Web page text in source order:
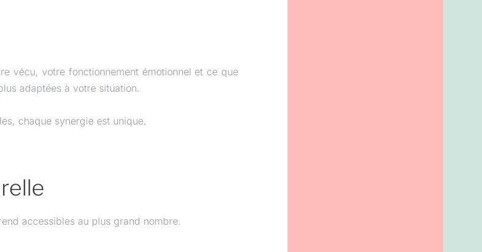
vécu, votre fonctionnement émotionnel et ce que
adaptées à votre situation.
chaque synergie est unique.
accessibles au plus grand nombre.